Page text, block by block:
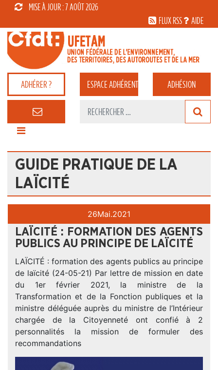
MISE À JOUR : 7 AOÛT 2026
FLUX RSS
AIDE
ADHÉRER ? ESPACEADHÉRENT ADHÉSION
GUIDE PRATIQUE DE LA
LAÏCITÉ
26Mai.2021
LAÏCITÉ : FORMATION DES AGENTS
PUBLICS AU PRINCIPE DE LAÏCITÉ
LAÏCITÉ : formation des agents publics au principe
de laïcité (24-05-21) Par lettre de mission en date
du 1er février 2021, la ministre de la
Transformation et de la Fonction publiques et la
ministre déléguée auprès du ministre de l’Intérieur
chargée de la Citoyenneté ont confié à 2
personnalités la mission de formuler des
recommandations